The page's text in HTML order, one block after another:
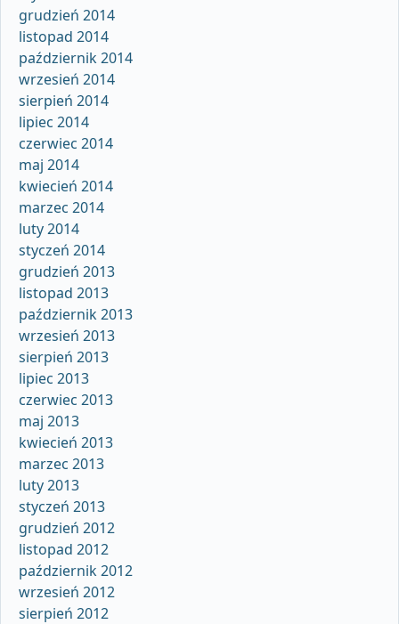
grudzień 2014
listopad 2014
październik 2014
wrzesień 2014
sierpień 2014
lipiec 2014
czerwiec 2014
maj 2014
kwiecień 2014
marzec 2014
luty 2014
styczeń 2014
grudzień 2013
listopad 2013
październik 2013
wrzesień 2013
sierpień 2013
lipiec 2013
czerwiec 2013
maj 2013
kwiecień 2013
marzec 2013
luty 2013
styczeń 2013
grudzień 2012
listopad 2012
październik 2012
wrzesień 2012
sierpień 2012